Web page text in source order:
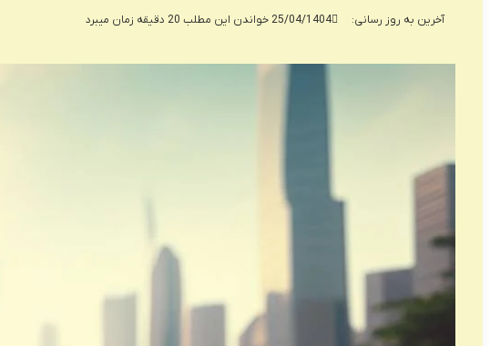
آخرین به روز رسانی: 25/04/1404 خواندن این مطلب 20 دقیقه زمان میبرد